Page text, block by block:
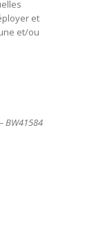
et
et/ou
BW41584